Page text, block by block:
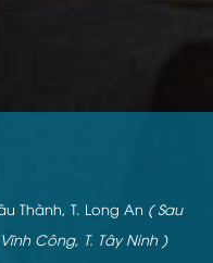
Thành, T. Long An ( Sau
Công, T. Tây Ninh )